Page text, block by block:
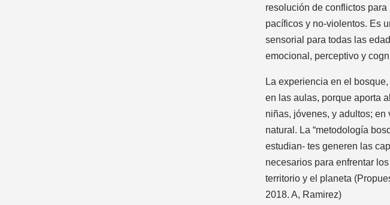
resolución de conflictos
pacíficos y no-violentos. Es
sensorial para todas las
emocional, perceptivo y
La experiencia en el
en las aulas, porque aporta
niñas, jóvenes, y adultos;
natural. La “metodología
estudian- tes generen las
necesarios para enfrentar
territorio y el planeta
2018. A, Ramirez)